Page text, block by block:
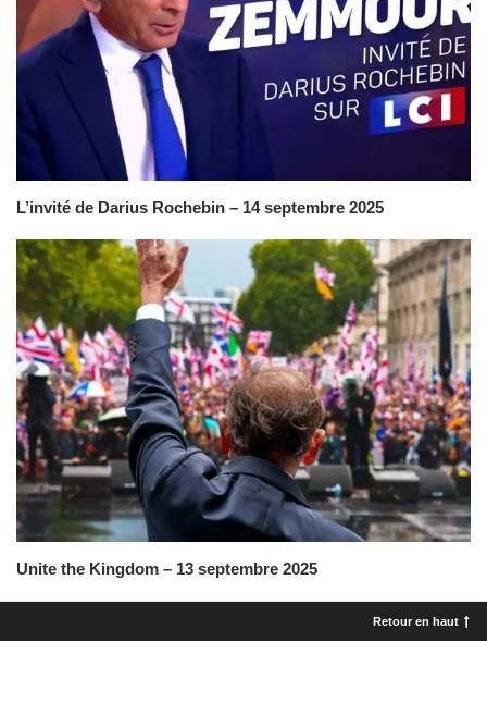
L’invité de Darius Rochebin – 14 septembre 2025
Unite the Kingdom – 13 septembre 2025
Retour en haut